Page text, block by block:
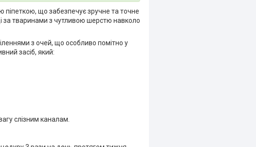
піпеткою, що забезпечує зручне та точне
за тваринами з чутливою шерстю навколо
з очей, що особливо помітно у
засіб, який:
слізним каналам.